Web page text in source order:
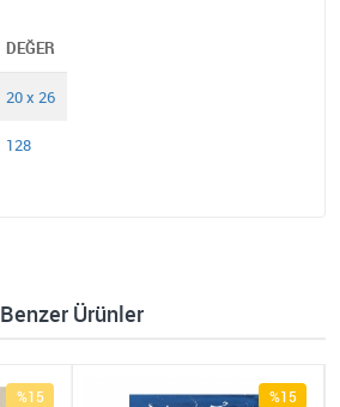
DEĞER
20 x 26
128
Benzer Ürünler
%15 %15